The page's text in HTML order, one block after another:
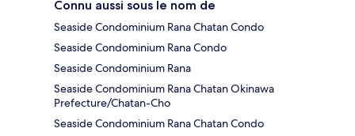
Connu aussi sous le nom de
Seaside Condominium Rana Chatan Condo
Seaside Condominium Rana Condo
Seaside Condominium Rana
Seaside Condominium Rana Chatan Okinawa
Prefecture/Chatan-Cho
Seaside Condominium Rana Chatan Condo